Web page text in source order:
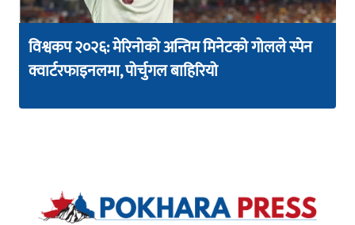
विश्वकप २०२६: मेरिनोको अन्तिम मिनेटको गोलले स्पेन
क्वार्टरफाइनलमा, पोर्चुगल बाहिरियो